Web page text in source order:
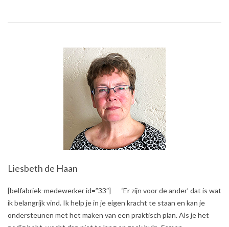
Liesbeth de Haan
2018-
09-
[belfabriek-medewerker id=”33″] ‘Er zijn voor de ander’ dat is wat
ik belangrijk vind. Ik help je in je eigen kracht te staan en kan je
ondersteunen met het maken van een praktisch plan. Als je het